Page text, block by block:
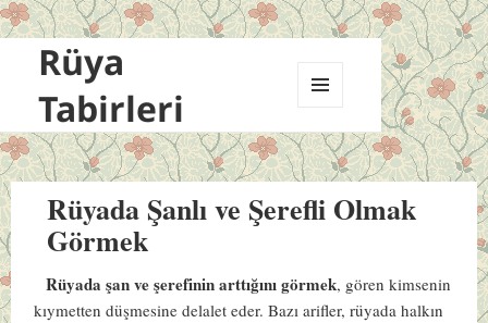
Rüya
Tabirleri
VE
BILEŞENLER
Rüyada Şanlı ve Şerefli Olmak
Görmek
Rüyada şan ve şerefinin arttığını görmek, gören kimsenin
kıymetten düşmesine delalet eder. Bazı arifler, rüyada halkın